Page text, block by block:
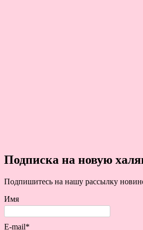
Подписка на новую
Подпишитесь на нашу рассылку
Имя
E-mail*